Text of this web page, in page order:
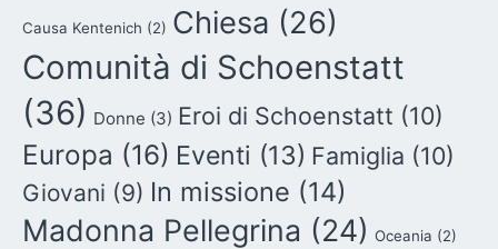
Causa Kentenich (2) Chiesa (26)
Comunità di Schoenstatt
(36) Donne (3) Eroi di Schoenstatt (10)
Europa (16) Eventi (13) Famiglia (10)
Giovani (9) In missione (14)
Madonna Pellegrina (24) Oceania (2)